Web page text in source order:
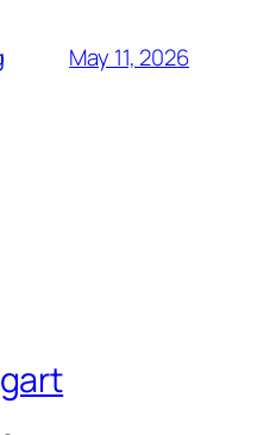
May 11, 2026